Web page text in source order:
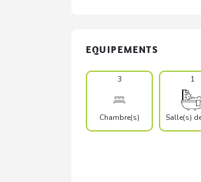
EQUIPEMENTS
3
Chambre(s)
1
Salle(s)